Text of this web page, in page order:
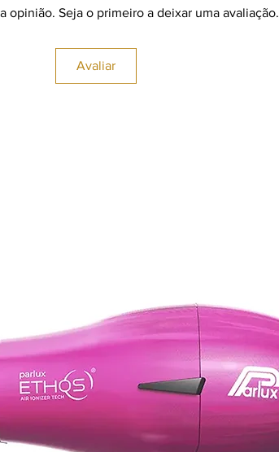
opinião. Seja o primeiro a deixar uma avaliação.
Avaliar